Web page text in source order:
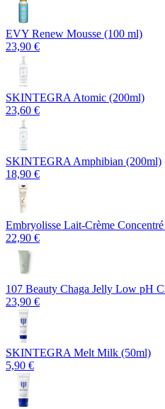
EVY Renew Mousse (100 ml)
23,90 €
SKINTEGRA Atomic (200ml)
23,60 €
SKINTEGRA Amphibian (200ml)
18,90 €
Embryolisse Lait-Crème
22,90 €
107 Beauty Chaga Jelly Low pH
23,90 €
SKINTEGRA Melt Milk (50ml)
5,90 €